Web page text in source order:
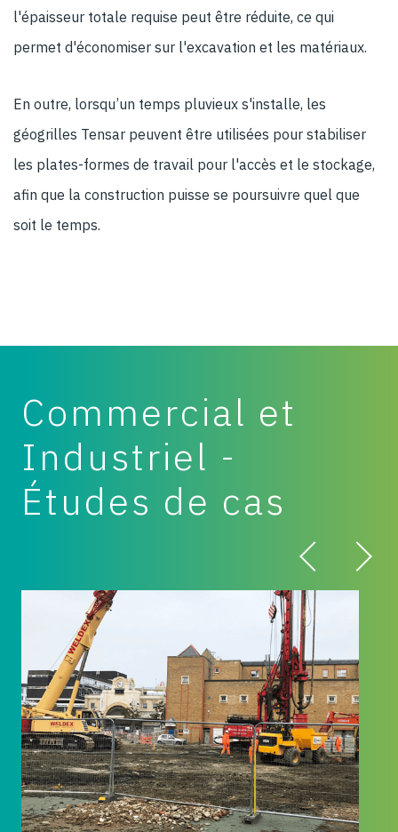
l'épaisseur totale requise peut être réduite, ce qui
permet d'économiser sur l'excavation et les matériaux.
En outre, lorsqu’un temps pluvieux s'installe, les
géogrilles Tensar peuvent être utilisées pour stabiliser
les plates-formes de travail pour l'accès et le stockage,
afin que la construction puisse se poursuivre quel que
soit le temps.
Commercial et
Industriel -
Études de cas